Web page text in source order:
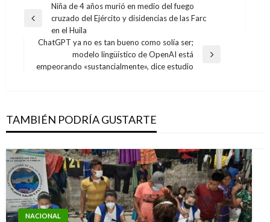
Navegación
de
entradas
Entrada
Niña de 4 años murió en medio del fuego
cruzado del Ejército y disidencias de las Farc
en el Huila
siguiente
ChatGPT ya no es tan bueno como solía ser;
modelo lingüístico de OpenAI está
empeorando «sustancialmente», dice estudio
TAMBIÉN PODRÍA GUSTARTE
NACIONAL